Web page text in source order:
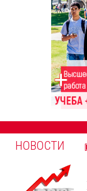
НОВОСТИ